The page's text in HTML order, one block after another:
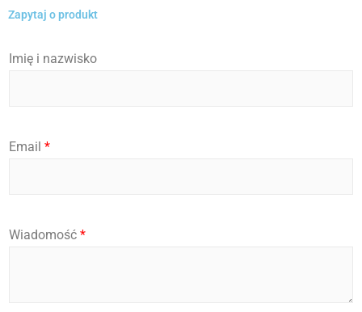
Zapytaj o produkt
Imię i nazwisko
Email *
*
I
Wiadomość *